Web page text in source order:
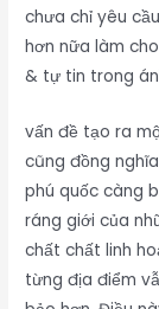
chưa chỉ yêu
hơn nữa làm
& tự tin trong
vấn đề tạo ra
cũng đồng
phú quốc càng
ráng giới của
chất chất linh
từng địa điểm